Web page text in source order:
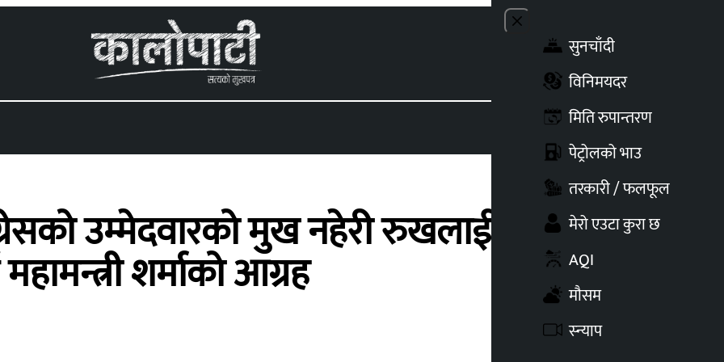
Close menu
सुनचाँदी
विनिमयदर
मिति रुपान्तरण
पेट्रोलको भाउ
तरकारी / फलफूल
मेरो एउटा कुरा छ
AQI
मौसम
स्न्याप
उम्मेदवारको मुख नहेरी रुखलाई हेरेर मतदान
शर्माको आग्रह